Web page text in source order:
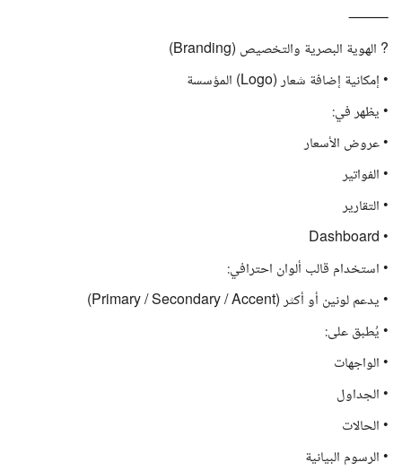
⸻
? الهوية البصرية والتخصيص (Branding)
• إمكانية إضافة شعار (Logo) المؤسسة
• يظهر في:
• عروض الأسعار
• الفواتير
• التقارير
• Dashboard
• استخدام قالب ألوان احترافي:
• يدعم لونين أو أكثر (Primary / Secondary / Accent)
• يُطبق على:
• الواجهات
• الجداول
• الحالات
• الرسوم البيانية